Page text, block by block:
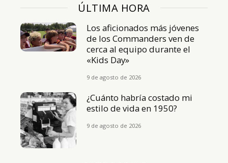
ÚLTIMA HORA
Los aficionados más jóvenes
de los Commanders ven de
cerca al equipo durante el
«Kids Day»
9 de agosto de 2026
¿Cuánto habría costado mi
estilo de vida en 1950?
9 de agosto de 2026